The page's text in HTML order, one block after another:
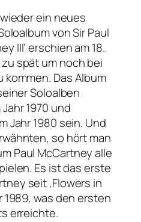
ein neues
von Sir Paul
III‘ erschien am 18.
spät um noch bei
Das Album
Soloalben
1970 und
Jahr 1980 sein. Und
so hört man
Paul McCartney alle
Es ist das erste
seit ‚Flowers in
1989, was den ersten
erreichte.